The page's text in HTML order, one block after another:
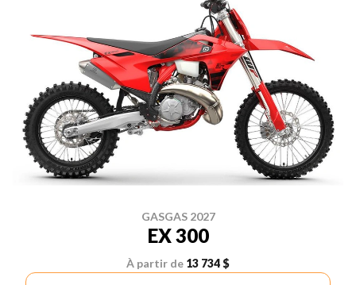
GASGAS 2027
EX 300
À partir de 13 734 $